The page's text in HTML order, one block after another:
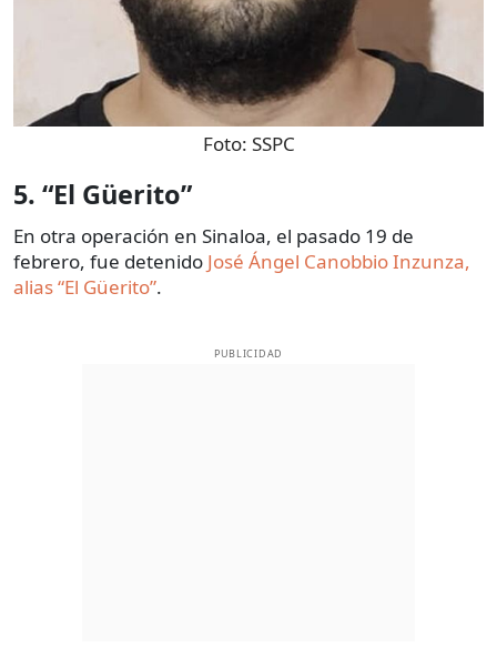
Foto: SSPC
5. “El Güerito”
En otra operación en Sinaloa, el pasado 19 de
febrero, fue detenido José Ángel Canobbio Inzunza,
alias “El Güerito”.
PUBLICIDAD